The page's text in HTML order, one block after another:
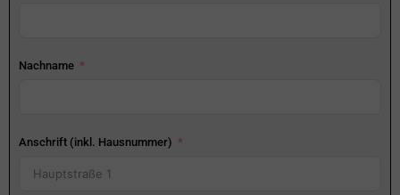
Nachname
Anschrift (inkl. Hausnummer)